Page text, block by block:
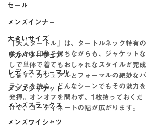
セール
メンズインナー
大きいサイズ
リカバリーウェア
レディスフォーマル
メンズジャケット
メンズスラックス
メンズワイシャツ
「大人タートル」は、タートルネック特有の
柔らかな印象を保ちながらも、ジャケットな
しで単体で着てもおしゃれなスタイルが完成
します。カジュアルとフォーマルの絶妙なバ
ランスを持ち、どんなシーンでもその魅力を
発揮。オンオフを問わず、1枚持っておくだ
けで、コーディネートの幅が広がります。